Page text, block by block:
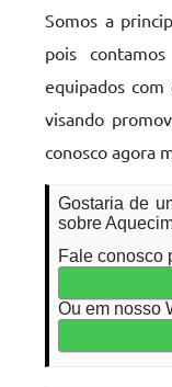
Somos a
pois
equipados
visando
conosco agora
Gostaria de
sobre
Fale conosco
Ou em nosso